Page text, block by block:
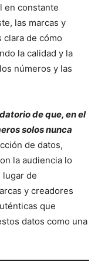
en constante
las marcas y
clara de cómo
la calidad y la
números y las
de que, en el
solos nunca
de datos,
la audiencia lo
lugar de
y creadores
que
datos como una